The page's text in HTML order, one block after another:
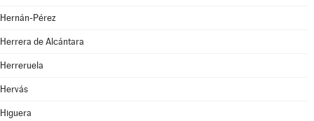
Hernán-Pérez
Herrera de Alcántara
Herreruela
Hervás
Higuera